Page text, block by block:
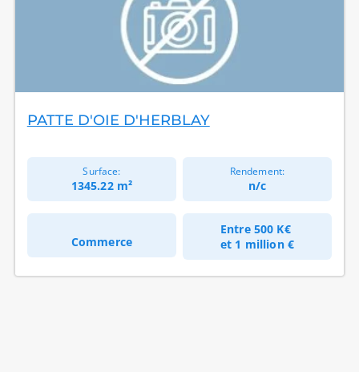
PATTE D'OIE D'HERBLAY
Surface:
1345.22 m²
Rendement:
n/c
Commerce
Entre 500 K€
et 1 million €